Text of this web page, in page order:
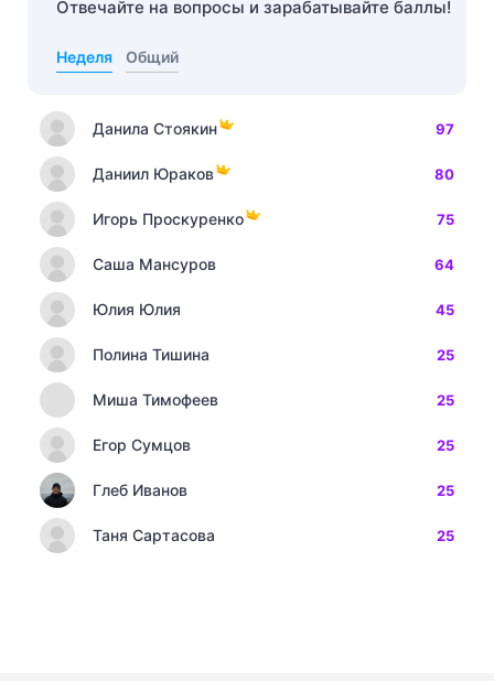
Отвечайте на вопросы и зарабатывайте баллы!
Неделя Общий
Данила Стоякин 97
Даниил Юраков 80
Игорь Проскуренко 75
Саша Мансуров 64
Юлия Юлия 45
Полина Тишина 25
Миша Тимофеев 25
Егор Сумцов 25
Глеб Иванов 25
Таня Сартасова 25